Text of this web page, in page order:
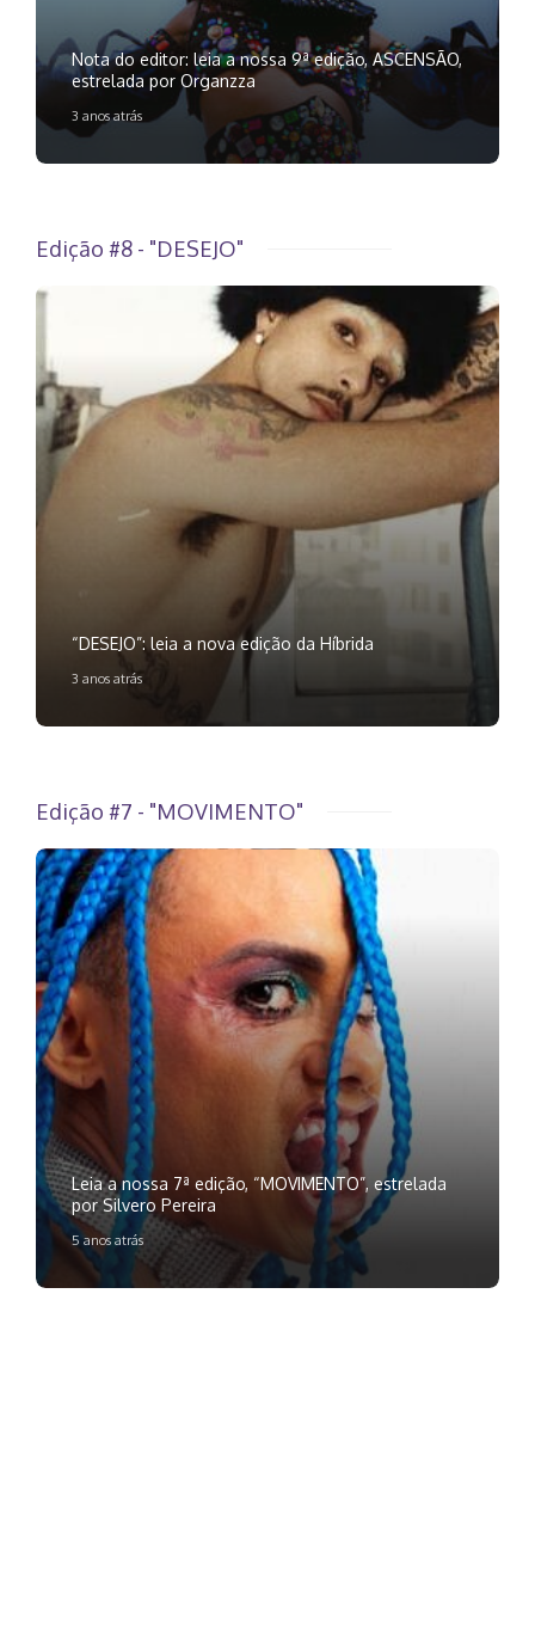
Nota do editor: leia a nossa 9ª edição, ASCENSÃO,
estrelada por Organzza
3 anos atrás
Edição #8 - "DESEJO"
“DESEJO”: leia a nova edição da Híbrida
3 anos atrás
Edição #7 - "MOVIMENTO"
Leia a nossa 7ª edição, “MOVIMENTO”, estrelada
por Silvero Pereira
5 anos atrás